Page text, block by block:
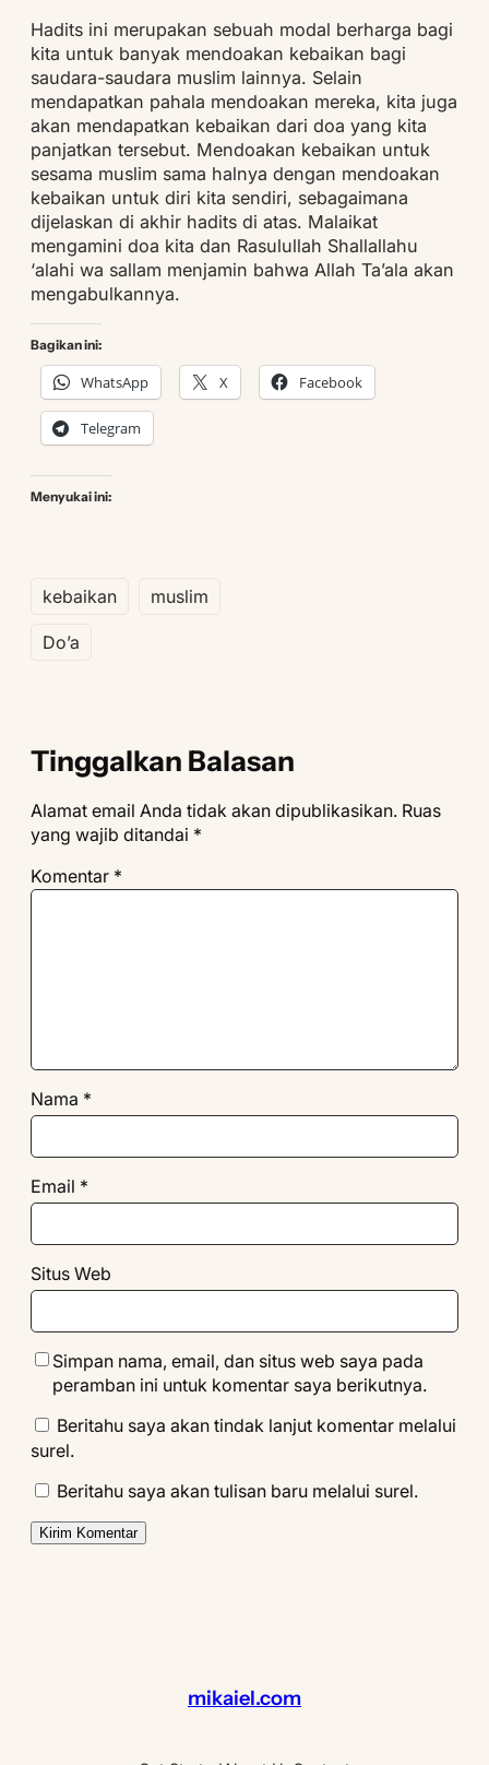
Hadits ini merupakan sebuah modal berharga bagi
kita untuk banyak mendoakan kebaikan bagi
saudara-saudara muslim lainnya. Selain
mendapatkan pahala mendoakan mereka, kita juga
akan mendapatkan kebaikan dari doa yang kita
panjatkan tersebut. Mendoakan kebaikan untuk
sesama muslim sama halnya dengan mendoakan
kebaikan untuk diri kita sendiri, sebagaimana
dijelaskan di akhir hadits di atas. Malaikat
mengamini doa kita dan Rasulullah Shallallahu
‘alahi wa sallam menjamin bahwa Allah Ta’ala akan
mengabulkannya.
Bagikan ini:
WhatsApp X Facebook
Telegram
Menyukai ini:
kebaikan muslim
Do’a
Tinggalkan Balasan
Alamat email Anda tidak akan dipublikasikan. Ruas
yang wajib ditandai *
Komentar *
Nama *
Email *
Situs Web
Simpan nama, email, dan situs web saya pada
peramban ini untuk komentar saya berikutnya.
Beritahu saya akan tindak lanjut komentar melalui
surel.
Beritahu saya akan tulisan baru melalui surel.
mikaiel.com